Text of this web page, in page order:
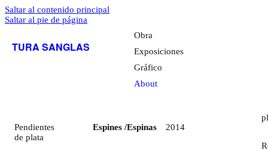
Saltar al contenido principal
Saltar al pie de página
TURA SANGLAS
Obra
Exposiciones
Gráfico
About
Pendientes
de plata
Espines /Espinas 2014